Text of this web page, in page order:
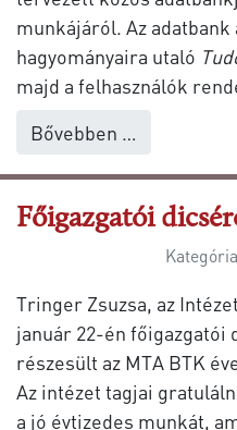
munkájáról. Az adatbank
hagyományaira utaló
majd a felhasználók
Bővebben …
Főigazgatói
Tringer Zsuzsa, az
január 22-én
részesült az MTA BTK
Az intézet tagjai
a jó évtizedes munkát,